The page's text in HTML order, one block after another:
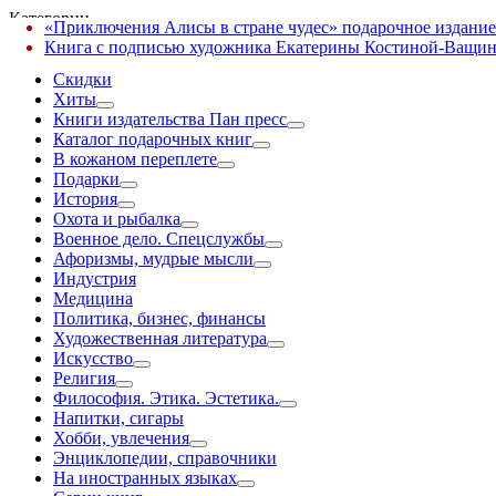
Категории
Скидки
Хиты
Книги издательства Пан пресс
Каталог подарочных книг
В кожаном переплете
Подарки
История
Охота и рыбалка
Военное дело. Спецслужбы
Афоризмы, мудрые мысли
Индустрия
Медицина
Политика, бизнес, финансы
Художественная литература
Искусство
Религия
Философия. Этика. Эстетика.
Напитки, сигары
Хобби, увлечения
Энциклопедии, справочники
На иностранных языках
«Приключения Алисы в стране чудес» подарочное издание
Книга с подписью художника Екатерины Костиной-